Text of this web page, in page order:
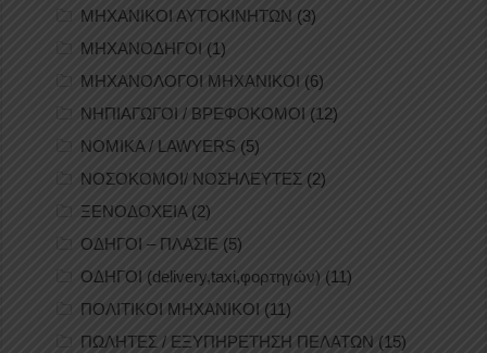
ΜΗΧΑΝΙΚΟΙ ΑΥΤΟΚΙΝΗΤΩΝ (3)
ΜΗΧΑΝΟΔΗΓΟΙ (1)
ΜΗΧΑΝΟΛΟΓΟΙ ΜΗΧΑΝΙΚΟΙ (6)
ΝΗΠΙΑΓΩΓΟΙ / ΒΡΕΦΟΚΟΜΟΙ (12)
ΝΟΜΙΚΑ / LAWYERS (5)
ΝΟΣΟΚΟΜΟΙ/ ΝΟΣΗΛΕΥΤΕΣ (2)
ΞΕΝΟΔΟΧΕΙΑ(2)
ΟΔΗΓΟΙ – ΠΛΑΣΙΕ (5)
ΟΔΗΓΟΙ (delivery,taxi,φορτηγών) (11)
ΠΟΛΙΤΙΚΟΙ ΜΗΧΑΝΙΚΟΙ (11)
ΠΩΛΗΤΕΣ / ΕΞΥΠΗΡΕΤΗΣΗ ΠΕΛΑΤΩΝ (15)